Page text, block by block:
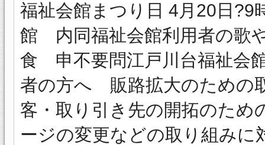
福祉会館まつり日 4月20日
館 内同福祉会館利用者の
食 申不要問江戸川台福祉会
者の方へ 販路拡大のための
客・取り引き先の開拓のため
ージの変更などの取り組みに